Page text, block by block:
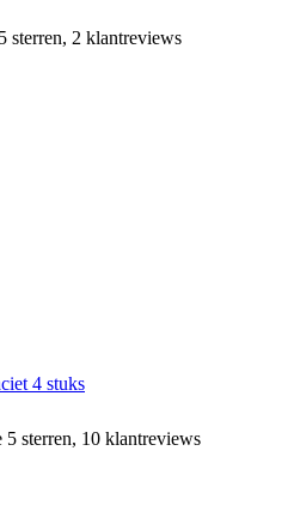
sterren, 2 klantreviews
4 stuks
sterren, 10 klantreviews